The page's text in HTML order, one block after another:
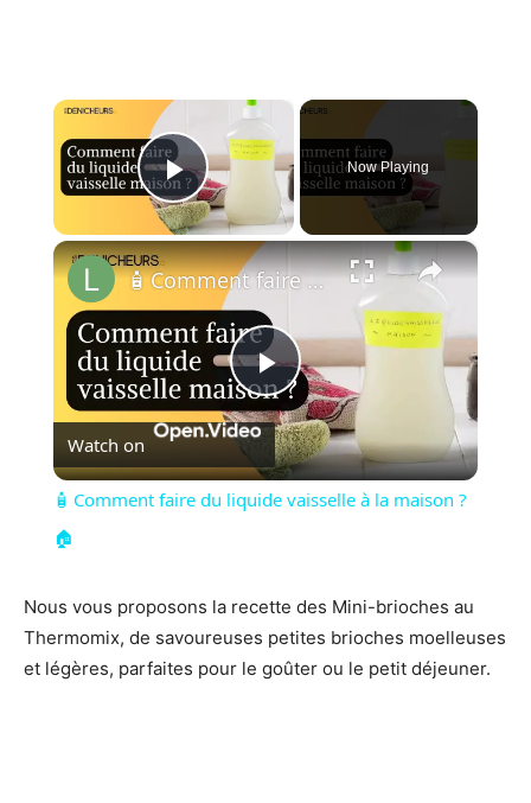
Play Video
Now Playing
×
Play
Video
🧴 Comment faire du liquide vaisselle à la maison ?🏠
Watch on
🧴 Comment faire du liquide vaisselle à la maison ?
🏠
Nous vous proposons la recette des Mini-brioches au
Thermomix, de savoureuses petites brioches moelleuses
et légères, parfaites pour le goûter ou le petit déjeuner.